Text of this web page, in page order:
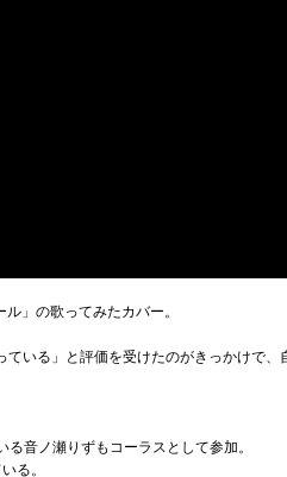
」の歌ってみたカバー。
いる」と評価を受けたのがきっかけで
音ノ瀬りずもコーラスとして参加。
る。